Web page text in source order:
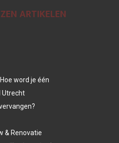
ARTIKELEN
word je één
Utrecht
& Renovatie